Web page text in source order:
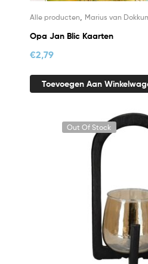
Alle producten, Marius van
Opa Jan Blic Kaarten
€2,79
Toevoegen Aan
Out Of Stock